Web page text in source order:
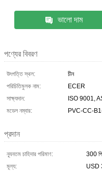
ভালো দাম
পণ্যের বিবরণ
উৎপত্তি স্থল:
চীন
পরিচিতিমুলক নাম:
ECER
সাক্ষ্যদান:
ISO 9001,
মডেল নম্বার:
PVC-CC-
প্রদান
ন্যূনতম চাহিদার পরিমাণ:
300
মূল্য:
USD